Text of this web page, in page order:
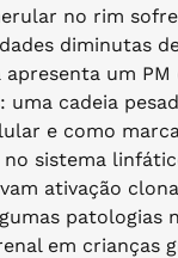
no rim
diminutas
um PM
uma cadeia
e como
sistema
ativação
patologias
em crianças